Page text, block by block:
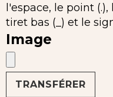
l'espace, le point
tiret bas (_) et le
Image